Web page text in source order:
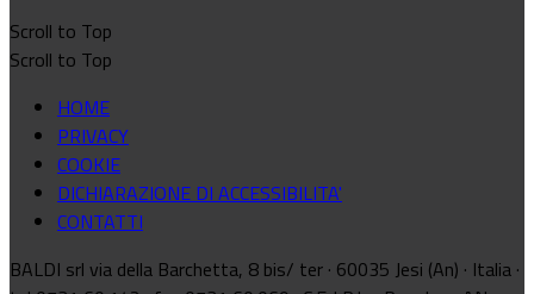
Scroll to Top
Scroll to Top
HOME
PRIVACY
COOKIE
DICHIARAZIONE DI ACCESSIBILITA'
CONTATTI
BALDI srl via della Barchetta, 8 bis/ ter · 60035 Jesi (An) · Italia ·